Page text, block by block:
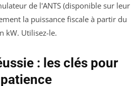
de l'ANTS (disponible sur leur
la puissance fiscale à partir du
kW. Utilisez-le.
: les clés pour